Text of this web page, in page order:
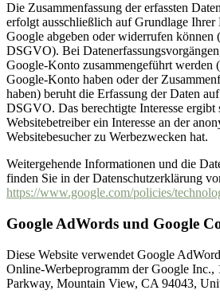
Die Zusammenfassung der erfassten
erfolgt ausschließlich auf Grundlage
Google abgeben oder widerrufen können
DSGVO). Bei
Google-Konto zusammengeführt werden
Google-Konto haben oder der
haben) beruht die Erfassung der Daten
DSGVO. Das berechtigte Interesse ergibt
Websitebetreiber ein Interesse an der
Websitebesucher zu Werbezwecken hat.
Weitergehende Informationen und die
finden Sie in der Datenschutzerklärung
https://www.google.com/policies/
Google AdWords und Google
Diese Website verwendet Google
Online-Werbeprogramm der Google Inc.,
Parkway, Mountain View, CA 94043,